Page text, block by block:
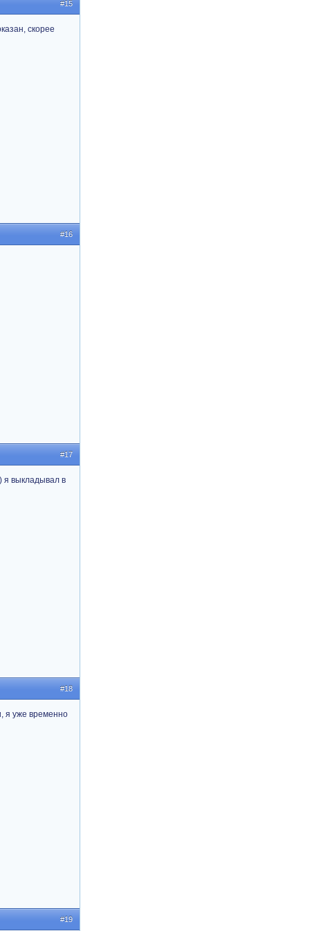
#15
скорее
#16
#17
я выкладывал в
#18
я уже временно
#19